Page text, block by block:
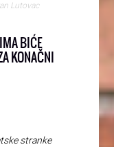
Lutovac
BIĆE
KONAČNI
stranke